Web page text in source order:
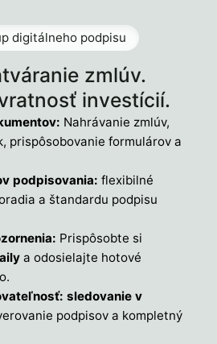
zmlúv.
investícií.
digitálneho podpisu
Nahrávanie zmlúv,
prispôsobovanie formulárov a
podpisovania: flexibilné
a štandardu podpisu
Prispôsobte si
a odosielajte hotové
sledovanie v
podpisov a kompletný